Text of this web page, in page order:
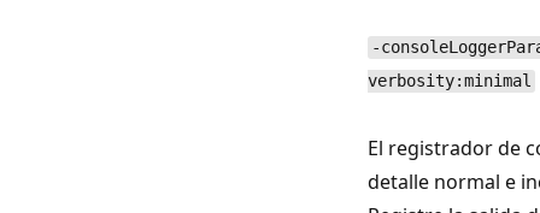
-
verbosity:minimal
El registrador de
detalle normal e